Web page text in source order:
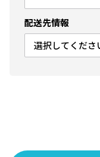
配送先情報